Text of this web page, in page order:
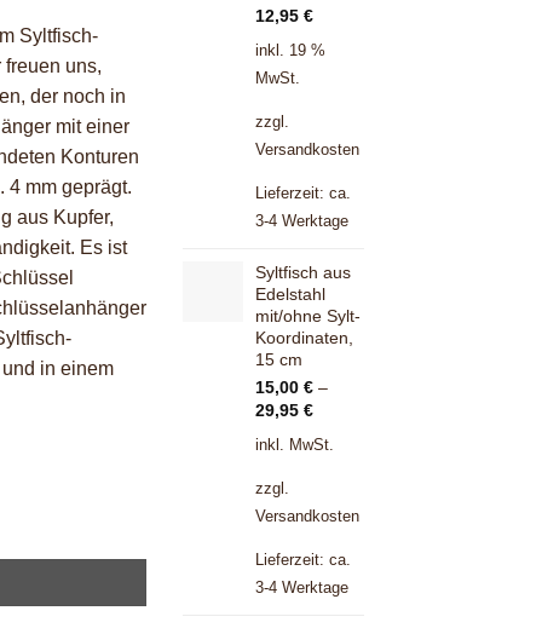
Syltfisch-
uns,
der noch in
mit einer
Konturen
4 mm geprägt.
aus Kupfer,
Es ist
in einem
12,95 €
inkl. 19 %
MwSt.
zzgl.
Versandkosten
Lieferzeit: ca.
3-4 Werktage
Syltfisch aus
Edelstahl
mit/ohne Sylt-
Koordinaten,
15 cm
15,00 € –
29,95 €
inkl. MwSt.
zzgl.
Versandkosten
Lieferzeit: ca.
3-4 Werktage